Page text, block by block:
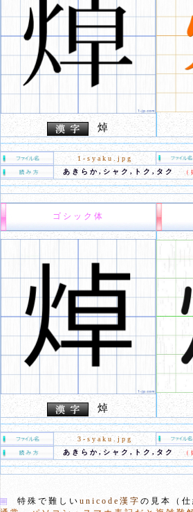
焯
1-syaku.jpg
あきらか,シャク,トク,タク
ゴシック体
焯
3-syaku.jpg
あきらか,シャク,トク,タク
特殊で難しい unicode漢字 の見本（